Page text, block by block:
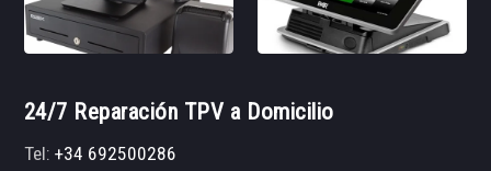
24/7 Reparación TPV a Domicilio
Tel:+34 692500286